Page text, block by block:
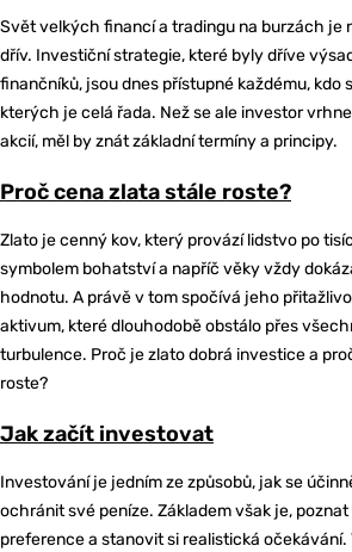
Svět velkých financí a tradingu na burzách je
dřív. Investiční strategie, které byly dříve
finančníků, jsou dnes přístupné každému, kdo
kterých je celá řada. Než se ale investor
akcií, měl by znát základní termíny a principy.
Proč cena zlata stále roste?
Zlato je cenný kov, který provází lidstvo po
symbolem bohatství a napříč věky vždy
hodnotu. A právě v tom spočívá jeho
aktivum, které dlouhodobě obstálo přes
turbulence. Proč je zlato dobrá investice a
roste?
Jak začít investovat
Investování je jedním ze způsobů, jak se
ochránit své peníze. Základem však je,
preference a stanovit si realistická očekávání.